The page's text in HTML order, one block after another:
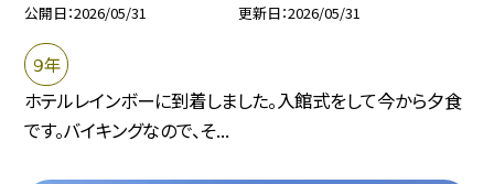
公開日 2026/05/31 更新日 2026/05/31
９年
ホテルレインボーに到着しました。入館式をして今から夕食
です。バイキングなので、そ...